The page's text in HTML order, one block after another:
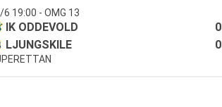
6 19:00 - OMG 13
IK ODDEVOLD
0
LJUNGSKILE
0